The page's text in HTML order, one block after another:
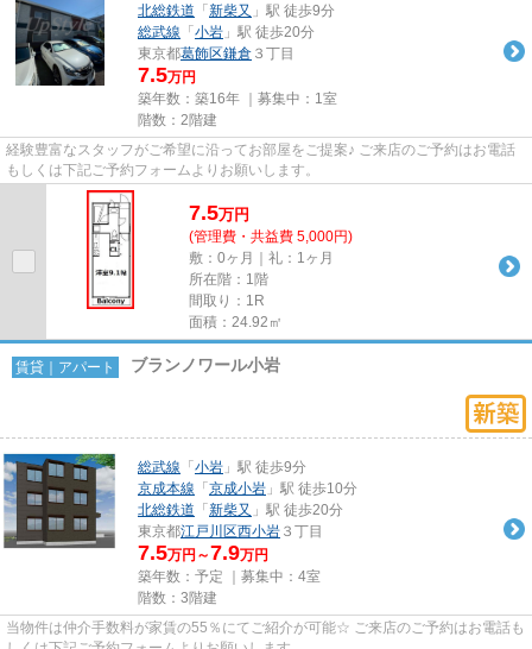
北総鉄道 「 新柴又 」駅 徒歩9分
総武線 「 小岩 」駅 徒歩20分
東京都葛飾区鎌倉 ３丁目
7.5万円
築年数：築16年 ｜募集中： 1室
階数：2階建
経験豊富なスタッフがご希望に沿ってお部屋をご提案♪ ご来店のご予約はお電話
もしくは下記ご予約フォームよりお願いします。
7.5万円
(管理費・共益費 5,000円)
敷：0ヶ月｜礼：1ヶ月
所在階：1階
間取り：1R
面積：24.92㎡
賃貸｜アパート ブランノワール小岩
総武線 「 小岩 」駅 徒歩9分
京成本線 「 京成小岩 」駅 徒歩10分
北総鉄道 「 新柴又 」駅 徒歩20分
東京都江戸川区西小岩 ３丁目
7.5万円～7.9万円
築年数：予定 ｜募集中： 4室
階数：3階建
当物件は仲介手数料が家賃の55％にてご紹介が可能☆ ご来店のご予約はお電話も